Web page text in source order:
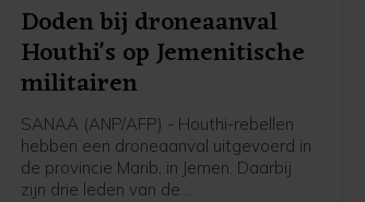
Doden bij droneaanval
Houthi's op Jemenitische
militairen
SANAA (ANP/AFP) - Houthi-rebellen
hebben een droneaanval uitgevoerd in
de provincie Marib, in Jemen. Daarbij
zijn drie leden van de